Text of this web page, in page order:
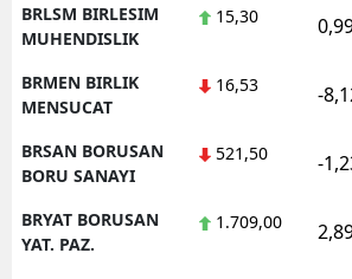
BRLSM BIRLESIM
MUHENDISLIK
15,30
BRMEN BIRLIK
MENSUCAT
16,53 -
BRSAN BORUSAN
BORU SANAYI
521,50 -
BRYAT BORUSAN
YAT. PAZ.
1.709,00